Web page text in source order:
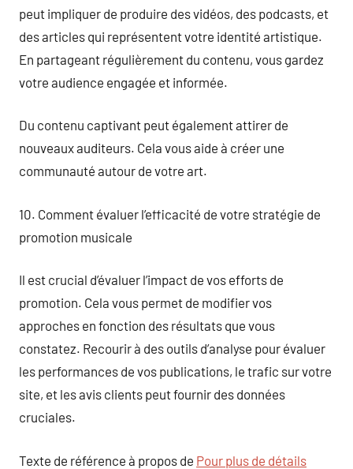
peut impliquer de produire des vidéos, des podcasts, et
des articles qui représentent votre identité artistique.
En partageant régulièrement du contenu, vous gardez
votre audience engagée et informée.
Du contenu captivant peut également attirer de
nouveaux auditeurs. Cela vous aide à créer une
communauté autour de votre art.
10. Comment évaluer l’efficacité de votre stratégie de
promotion musicale
Il est crucial d’évaluer l’impact de vos efforts de
promotion. Cela vous permet de modifier vos
approches en fonction des résultats que vous
constatez. Recourir à des outils d’analyse pour évaluer
les performances de vos publications, le trafic sur votre
site, et les avis clients peut fournir des données
cruciales.
Texte de référence à propos de Pour plus de détails